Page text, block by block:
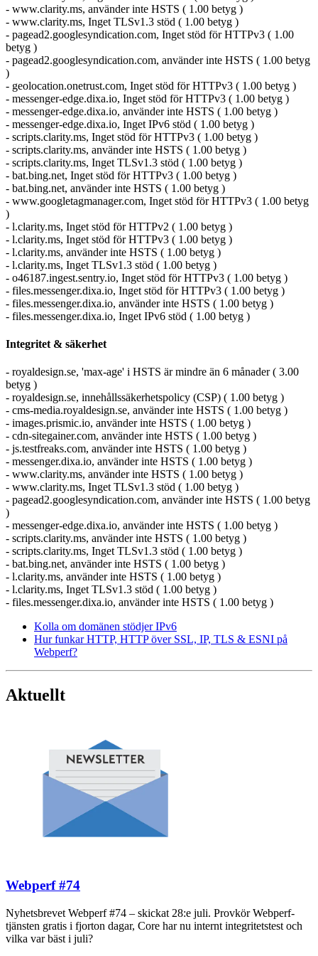
- www.clarity.ms, använder inte HSTS ( 1.00 betyg )
- www.clarity.ms, Inget TLSv1.3 stöd ( 1.00 betyg )
- pagead2.googlesyndication.com, Inget stöd för HTTPv3 ( 1.00
betyg )
- pagead2.googlesyndication.com, använder inte HSTS ( 1.00 betyg
)
- geolocation.onetrust.com, Inget stöd för HTTPv3 ( 1.00 betyg )
- messenger-edge.dixa.io, Inget stöd för HTTPv3 ( 1.00 betyg )
- messenger-edge.dixa.io, använder inte HSTS ( 1.00 betyg )
- messenger-edge.dixa.io, Inget IPv6 stöd ( 1.00 betyg )
- scripts.clarity.ms, Inget stöd för HTTPv3 ( 1.00 betyg )
- scripts.clarity.ms, använder inte HSTS ( 1.00 betyg )
- scripts.clarity.ms, Inget TLSv1.3 stöd ( 1.00 betyg )
- bat.bing.net, Inget stöd för HTTPv3 ( 1.00 betyg )
- bat.bing.net, använder inte HSTS ( 1.00 betyg )
- www.googletagmanager.com, Inget stöd för HTTPv3 ( 1.00 betyg
)
- l.clarity.ms, Inget stöd för HTTPv2 ( 1.00 betyg )
- l.clarity.ms, Inget stöd för HTTPv3 ( 1.00 betyg )
- l.clarity.ms, använder inte HSTS ( 1.00 betyg )
- l.clarity.ms, Inget TLSv1.3 stöd ( 1.00 betyg )
- o46187.ingest.sentry.io, Inget stöd för HTTPv3 ( 1.00 betyg )
- files.messenger.dixa.io, Inget stöd för HTTPv3 ( 1.00 betyg )
- files.messenger.dixa.io, använder inte HSTS ( 1.00 betyg )
- files.messenger.dixa.io, Inget IPv6 stöd ( 1.00 betyg )
Integritet & säkerhet
- royaldesign.se, 'max-age' i HSTS är mindre än 6 månader ( 3.00
betyg )
- royaldesign.se, innehållssäkerhetspolicy (CSP) ( 1.00 betyg )
- cms-media.royaldesign.se, använder inte HSTS ( 1.00 betyg )
- images.prismic.io, använder inte HSTS ( 1.00 betyg )
- cdn-sitegainer.com, använder inte HSTS ( 1.00 betyg )
- js.testfreaks.com, använder inte HSTS ( 1.00 betyg )
- messenger.dixa.io, använder inte HSTS ( 1.00 betyg )
- www.clarity.ms, använder inte HSTS ( 1.00 betyg )
- www.clarity.ms, Inget TLSv1.3 stöd ( 1.00 betyg )
- pagead2.googlesyndication.com, använder inte HSTS ( 1.00 betyg
)
- messenger-edge.dixa.io, använder inte HSTS ( 1.00 betyg )
- scripts.clarity.ms, använder inte HSTS ( 1.00 betyg )
- scripts.clarity.ms, Inget TLSv1.3 stöd ( 1.00 betyg )
- bat.bing.net, använder inte HSTS ( 1.00 betyg )
- l.clarity.ms, använder inte HSTS ( 1.00 betyg )
- l.clarity.ms, Inget TLSv1.3 stöd ( 1.00 betyg )
- files.messenger.dixa.io, använder inte HSTS ( 1.00 betyg )
Kolla om domänen stödjer IPv6
Hur funkar HTTP, HTTP över SSL, IP, TLS & ESNI på
Webperf?
Aktuellt
Webperf #74
Nyhetsbrevet Webperf #74 – skickat 28:e juli. Provkör Webperf-
tjänsten gratis i fjorton dagar, Core har nu internt integritetstest och
vilka var bäst i juli?